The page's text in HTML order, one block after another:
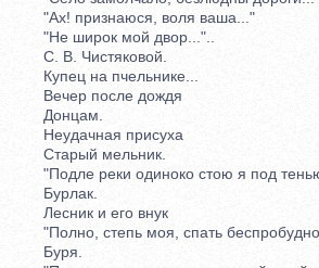
"Ах! признаюся, воля ваша..."
"Не широк мой двор..."..
С. В. Чистяковой.
Купец на пчельнике...
Вечер после дождя
Донцам.
Неудачная присуха
Старый мельник.
"Подле реки одиноко стою я под
Бурлак.
Лесник и его внук
"Полно, степь моя, спать
Буря.